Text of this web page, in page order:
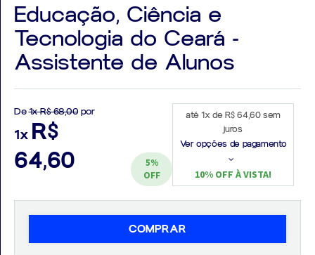
Notícias
Aulas
AO
Educação, Ciência e
Tecnologia do Ceará -
Assistente de Alunos
De 1x R$ 68,00 por
1x R$
64,60
5%
OFF
até 1x de R$ 64,60 sem
juros
Ver opções de pagamento
10% OFF À VISTA!
COMPRAR